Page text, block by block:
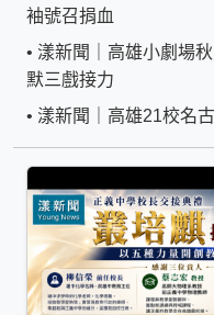
袖號召捐血
• 漾新聞｜高雄小劇場
默三戲接力
• 漾新聞｜高雄21校名